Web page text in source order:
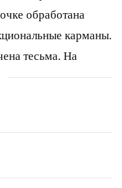
обработана
карманы.
тесьма. На
Н низу
внимание, что
31 см. р.58 – ПОГ 61